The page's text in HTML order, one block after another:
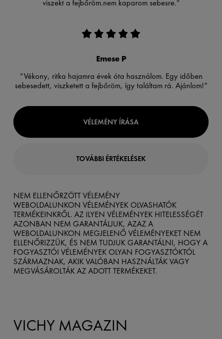
viszekt a fejbőröm.nem kaparom sebesre.”
Emese P
“Vékony, ritka hajamra évek óta használom. Egy időben
sebesedett, viszketett a fejbőröm, így találtam rá. Ajánlom!”
VÉLEMÉNY ÍRÁSA
TOVÁBBI ÉRTÉKELÉSEK
NEM ELLENŐRZÖTT VÉLEMÉNY
WEBOLDALUNKON VÉLEMÉNYEK OLVASHATÓK
TERMÉKEINKRŐL. AZ ILYEN VÉLEMÉNYEK HITELESSÉGÉT
AZONBAN NEM GARANTÁLJUK, AZAZ A
WEBOLDALUNKON MEGJELENŐ VÉLEMÉNYEKET NEM
ELLENŐRIZZÜK, ÉS NEM TUDJUK GARANTÁLNI, HOGY A
FOGYASZTÓI VÉLEMÉNYEK OLYAN FOGYASZTÓKTÓL
SZÁRMAZNAK, AKIK VALÓBAN HASZNÁLTÁK VAGY
MEGVÁSÁROLTÁK AZ ADOTT TERMÉKEKET.
VICHY MAGAZIN